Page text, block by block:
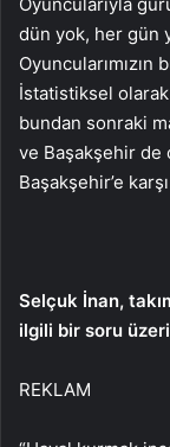
dün yok, her gün
Oyuncularımızın
İstatistiksel
bundan sonraki
ve Başakşehir de
Başakşehir’e
Selçuk İnan,
ilgili bir soru
REKLAM